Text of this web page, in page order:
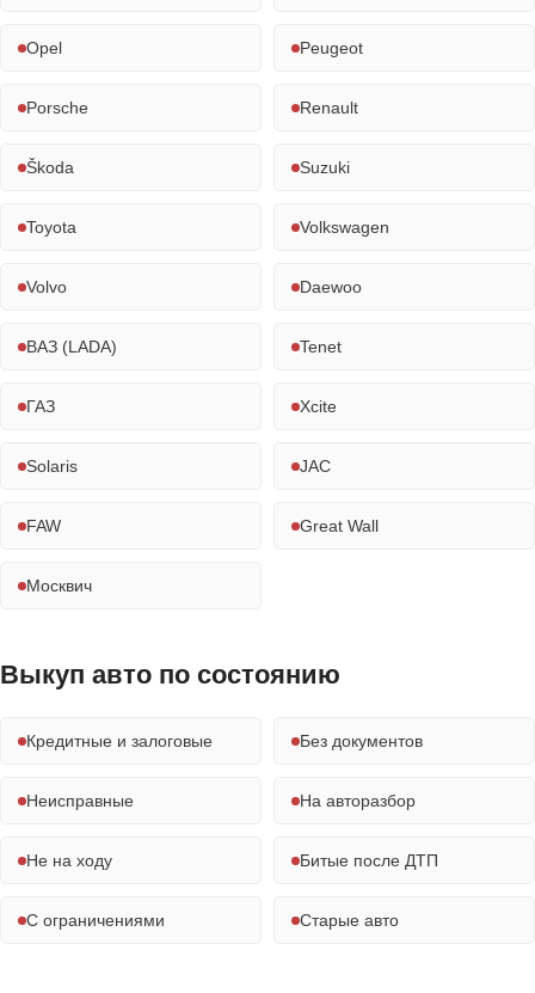
Opel Peugeot
Porsche Renault
Škoda Suzuki
Toyota Volkswagen
Volvo Daewoo
ВАЗ (LADA) Tenet
ГАЗ Xcite
Solaris JAC
FAW Great Wall
Москвич
Выкуп авто по состоянию
Кредитные и залоговые Без документов
Неисправные На авторазбор
Не на ходу Битые после ДТП
С ограничениями Старые авто